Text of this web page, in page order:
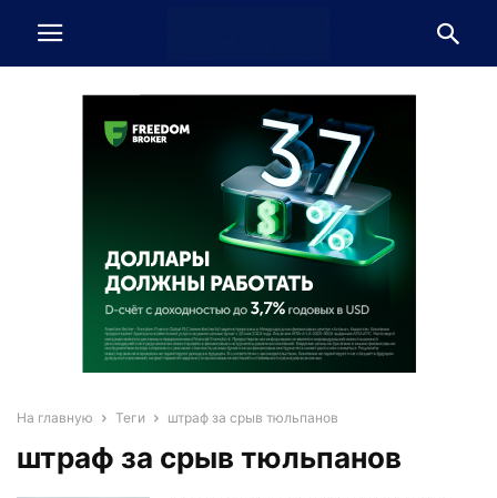
На главную Теги штраф за срыв тюльпанов
штраф за срыв тюльпанов